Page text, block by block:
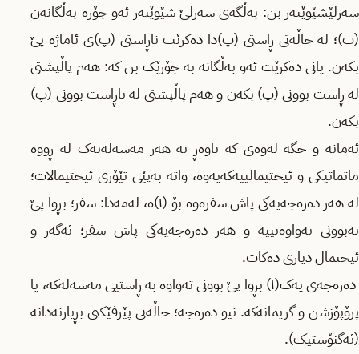
سەرلێشێوێنەر بن: بەڵگەی سەرلێ شێوێنەر ئەو جۆرە بەڵگانەن
(ب)؛ لە حاڵەتی ڕاستی (پ)دا دەکرێت ناڕاستی (پ)ی ئاماژە پێ
بکەن. یانی دەکرێت ئەو بەڵگانە بە جۆرێک بن کە: هەم پاڵپشتی
لە ڕاست بوونی (پ) بکەن و هەم پاڵپشتی لە ناڕاست بوونی (پ)
بکەن.
ئەمانە و جگە لەوەی کە باوەڕ بە هەر مەسەلەیەک لە ڕووە
ماتماتیکی و ئیحتیمالیيەکەیەوە، واتە بەپێی تێۆری ئیحتیمالات؛
لە هەر دەرەجەیەکی پاش سفرەوە بۆ (١)ە، لەمەدا: سفر؛ بڕوا پێ
نەبوونی تەواوەتیيە و هەر دەرەجەیەکی پاش سفر؛ ئەگەر و
ئیحتمال دیاری دەکات.
دەرەجەی یەک(١) بڕوا پێ بوونی تەواوە بە ڕاستيی مەسەلەکە، یا
پرۆپۆزشن و گریمانەکە. نیو دەرەجە؛ حاڵەتی پێرفێکتی بڕیارنەدانە
(ئەگنۆستیک).